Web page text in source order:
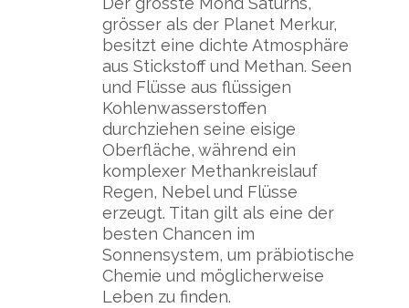
grösser als der Planet Merkur,
besitzt eine dichte Atmosphäre
aus Stickstoff und Methan. Seen
und Flüsse aus flüssigen
Kohlenwasserstoffen
durchziehen seine eisige
Oberfläche, während ein
komplexer Methankreislauf
Regen, Nebel und Flüsse
erzeugt. Titan gilt als eine der
besten Chancen im
Sonnensystem, um präbiotische
Chemie und möglicherweise
Leben zu finden.